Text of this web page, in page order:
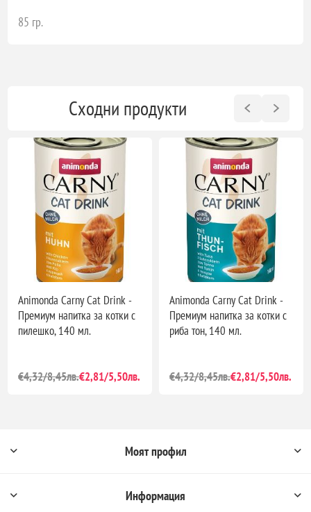
85 гр.
Сходни продукти
Animonda Carny Cat Drink -
Премиум напитка за котки с
пилешко, 140 мл.
€4,32/8,45лв.€2,81/5,50лв.
Animonda Carny Cat Drink -
Премиум напитка за котки с
риба тон, 140 мл.
€4,32/8,45лв.€2,81/5,50лв.
Моят профил
Информация